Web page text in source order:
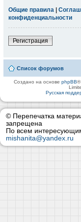
Общие правила |
конфиденциальности
Регистрация
Список форумов
Создано на основеphpBB®
Русская
© Перепечатка
запрещена
По всем
mishanita@yandex.ru